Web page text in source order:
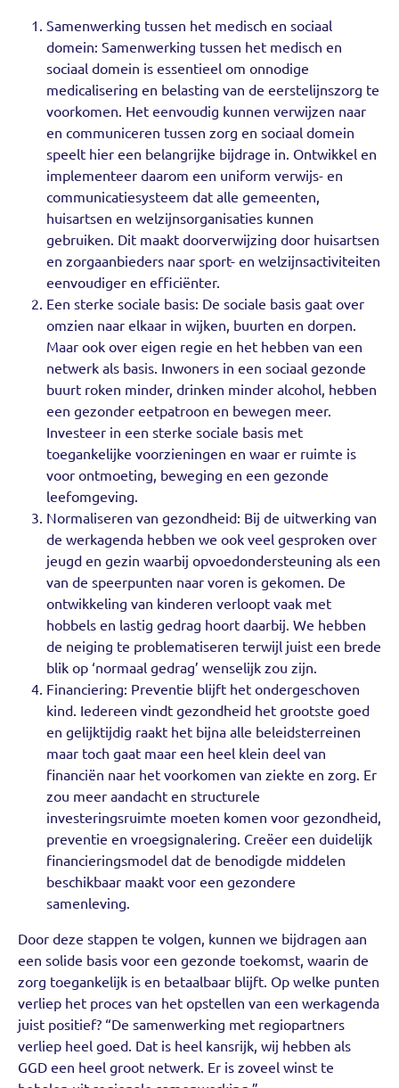
Samenwerking tussen het medisch en sociaal
domein: Samenwerking tussen het medisch en
sociaal domein is essentieel om onnodige
medicalisering en belasting van de eerstelijnszorg te
voorkomen. Het eenvoudig kunnen verwijzen naar
en communiceren tussen zorg en sociaal domein
speelt hier een belangrijke bijdrage in. Ontwikkel en
implementeer daarom een uniform verwijs- en
communicatiesysteem dat alle gemeenten,
huisartsen en welzijnsorganisaties kunnen
gebruiken. Dit maakt doorverwijzing door huisartsen
en zorgaanbieders naar sport- en welzijnsactiviteiten
eenvoudiger en efficiënter.
Een sterke sociale basis: De sociale basis gaat over
omzien naar elkaar in wijken, buurten en dorpen.
Maar ook over eigen regie en het hebben van een
netwerk als basis. Inwoners in een sociaal gezonde
buurt roken minder, drinken minder alcohol, hebben
een gezonder eetpatroon en bewegen meer.
Investeer in een sterke sociale basis met
toegankelijke voorzieningen en waar er ruimte is
voor ontmoeting, beweging en een gezonde
leefomgeving.
Normaliseren van gezondheid: Bij de uitwerking van
de werkagenda hebben we ook veel gesproken over
jeugd en gezin waarbij opvoedondersteuning als een
van de speerpunten naar voren is gekomen. De
ontwikkeling van kinderen verloopt vaak met
hobbels en lastig gedrag hoort daarbij. We hebben
de neiging te problematiseren terwijl juist een brede
blik op ‘normaal gedrag’ wenselijk zou zijn.
Financiering: Preventie blijft het ondergeschoven
kind. Iedereen vindt gezondheid het grootste goed
en gelijktijdig raakt het bijna alle beleidsterreinen
maar toch gaat maar een heel klein deel van
financiën naar het voorkomen van ziekte en zorg. Er
zou meer aandacht en structurele
investeringsruimte moeten komen voor gezondheid,
preventie en vroegsignalering. Creëer een duidelijk
financieringsmodel dat de benodigde middelen
beschikbaar maakt voor een gezondere
samenleving.
Door deze stappen te volgen, kunnen we bijdragen aan
een solide basis voor een gezonde toekomst, waarin de
zorg toegankelijk is en betaalbaar blijft. Op welke punten
verliep het proces van het opstellen van een werkagenda
juist positief? “De samenwerking met regiopartners
verliep heel goed. Dat is heel kansrijk, wij hebben als
GGD een heel groot netwerk. Er is zoveel winst te